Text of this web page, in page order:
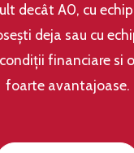
decât A0, cu
deja sau cu
financiare si
foarte avantajoase.